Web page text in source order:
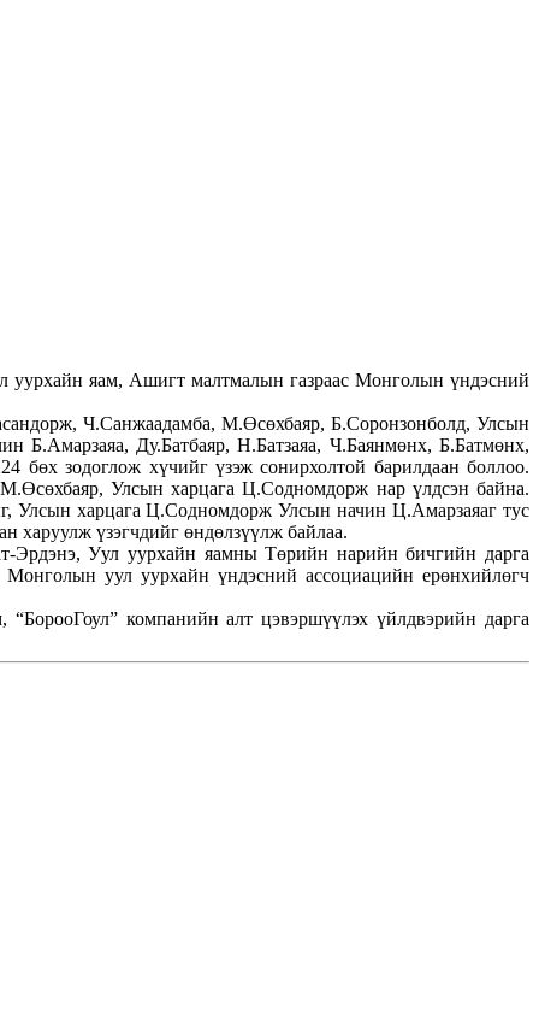
уурхайн яам, Ашигт малтмалын газраас Монголын үндэсний
Ч.Санжаадамба, М.Өсөхбаяр, Б.Соронзонболд, Улсын
Ду.Батбаяр, Н.Батзаяа, Ч.Баянмөнх, Б.Батмөнх,
зодоглож хүчийг үзэж сонирхолтой барилдаан боллоо.
Улсын харцага Ц.Содномдорж нар үлдсэн байна.
Улсын харцага Ц.Содномдорж Улсын начин Ц.Амарзаяаг тус
харуулж үзэгчдийг өндөлзүүлж байлаа.
Уул уурхайн яамны Төрийн нарийн бичгийн дарга
уул уурхайн үндэсний ассоциацийн ерөнхийлөгч
компанийн алт цэвэршүүлэх үйлдвэрийн дарга